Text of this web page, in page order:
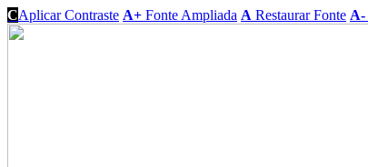
CAplicar Contraste A+ Fonte Ampliada A Restaurar Fonte A-